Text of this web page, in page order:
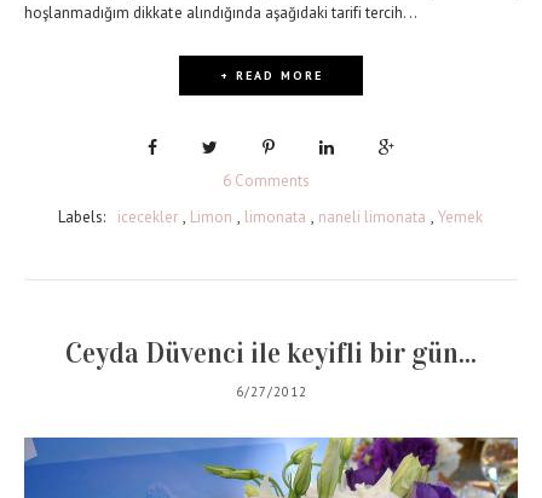
hoşlanmadığım dikkate alındığında aşağıdaki tarifi tercih...
+ READ MORE
6 Comments
Labels:
icecekler , Limon , limonata , naneli limonata , Yemek
Ceyda Düvenci ile keyifli bir gün...
6/27/2012